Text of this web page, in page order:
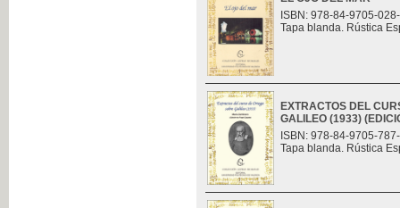
ISBN: 978-84-9705-
Tapa blanda. Rústica
EXTRACTOS DEL
GALILEO (1933)
ISBN: 978-84-9705-
Tapa blanda. Rústica